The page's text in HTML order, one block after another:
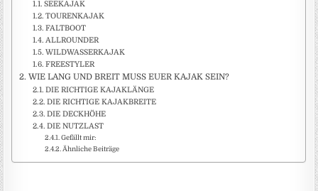
SEEKAJAK
TOURENKAJAK
FALTBOOT
ALLROUNDER
WILDWASSERKAJAK
FREESTYLER
WIE LANG UND BREIT MUSS EUER KAJAK SEIN?
DIE RICHTIGE KAJAKLÄNGE
DIE RICHTIGE KAJAKBREITE
DIE DECKHÖHE
DIE NUTZLAST
Gefällt mir:
Ähnliche Beiträge